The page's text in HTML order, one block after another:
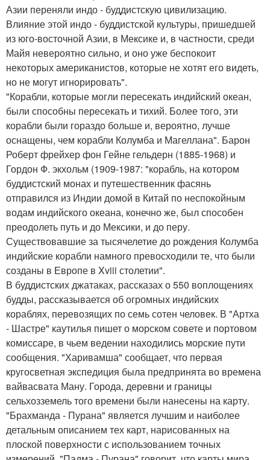
Азии переняли индо - буддистскую цивилизацию.
Влияние этой индо - буддистской культуры, пришедшей
из юго-восточной Азии, в Мексике и, в частности, среди
Майя невероятно сильно, и оно уже беспокоит
некоторых американистов, которые не хотят его видеть,
но не могут игнорировать".
"Корабли, которые могли пересекать индийский океан,
были способны пересекать и тихий. Более того, эти
корабли были гораздо больше и, вероятно, лучше
оснащены, чем корабли Колумба и Магеллана". Барон
Роберт фрейхер фон Гейне гельдерн (1885-1968) и
Гордон Ф. экхольм (1909-1987: "корабль, на котором
буддистский монах и путешественник фасянь
отправился из Индии домой в Китай по неспокойным
водам индийского океана, конечно же, был способен
преодолеть путь и до Мексики, и до перу.
Существовавшие за тысячелетие до рождения Колумба
индийские корабли намного превосходили те, что были
созданы в Европе в Xviii столетии".
В буддистских джатаках, рассказах о 550 воплощениях
будды, рассказывается об огромных индийских
кораблях, перевозящих по семь сотен человек. В "Артха
- Шастре" каутилья пишет о морском совете и портовом
комиссаре, в чьем ведении находились морские пути
сообщения. "Харивамша" сообщает, что первая
кругосветная экспедиция была предпринята во времена
вайвасвата Ману. Города, деревни и границы
сельхозземель того времени были нанесены на карту.
"Брахманда - Пурана" является лучшим и наиболее
детальным описанием тех карт, нарисованных на
плоской поверхности с использованием точных